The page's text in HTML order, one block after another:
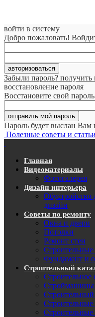
войти в систему
Добро пожаловать!
Забыли пароль?
восстановление пароля
Восстановите свой пароль
Пароль будет выслан Вам
Полезные советы и
Главная
Видеоматериалы
Фотогалерея
Дизайн интерьера
Обустройство
дизайн
Советы по ремонту
Окна и двери
Потолки
Ремонт стен
Фундамент и
Строительный
Строительное
Строймашины
Строительные
Строительные